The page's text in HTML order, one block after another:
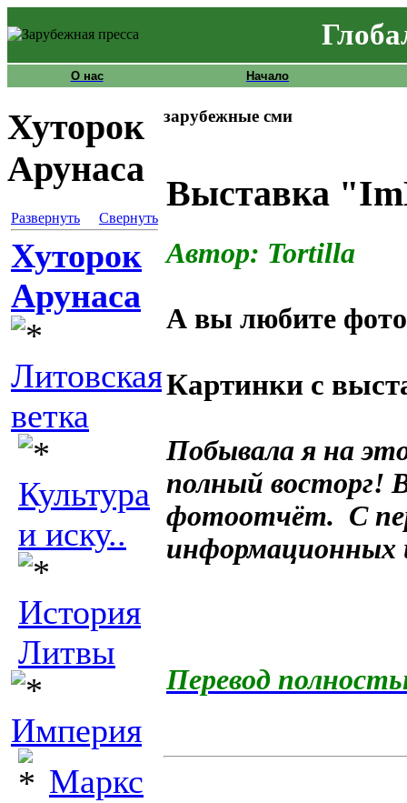
О нас Начало
Хуторок
Арунаса
Развернуть Свернуть
Хуторок
Арунаса
Литовская
ветка
Культура
и иску..
История
Литвы
Империя
Маркс
зарубежные сми
Выставка
Автор: Tortilla
А вы любите
Картинки с
Побывала я на
полный восторг!
фотоотчёт. С
информационных
Перевод